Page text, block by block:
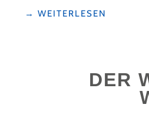
"5
→ WEITERLESEN
DER